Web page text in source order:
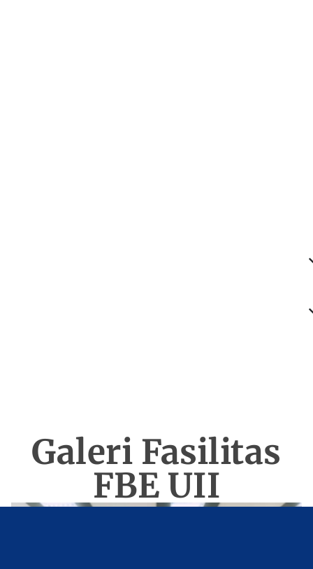
Galeri Fasilitas
FBE UII